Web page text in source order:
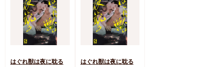
はぐれ獣は夜に耽る
はぐれ獣は夜に耽る